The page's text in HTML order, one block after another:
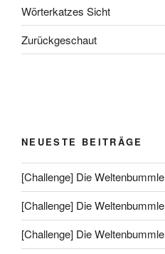
Wörterkatzes Sicht
Zurückgeschaut
NEUESTE BEITRÄGE
[Challenge] Die
[Challenge] Die
[Challenge] Die